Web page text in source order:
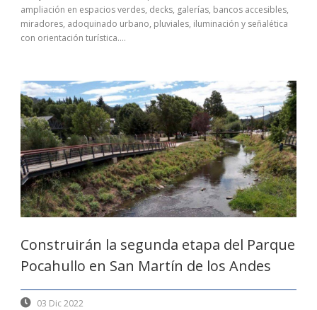
ampliación en espacios verdes, decks, galerías, bancos accesibles,
miradores, adoquinado urbano, pluviales, iluminación y señalética
con orientación turística....
Construirán la segunda etapa del Parque
Pocahullo en San Martín de los Andes
03 Dic 2022